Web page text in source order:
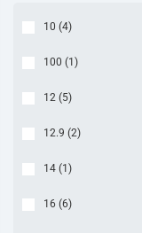
10 (4)
100 (1 )
12 (5)
12.9 (2)
14 (1 )
16 (6)